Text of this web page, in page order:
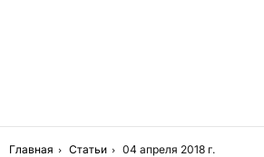
Главная Статьи 04 апреля 2018 г.